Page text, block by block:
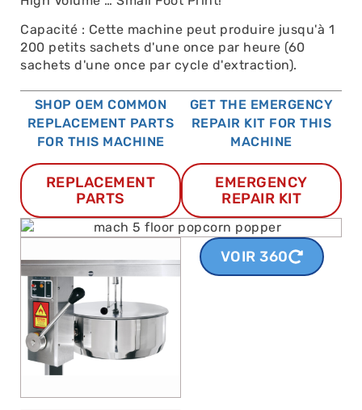
VOIR 360
Capacité : Cette machine peut produire jusqu'à 1
200 petits sachets d'une once par heure (60
sachets d'une once par cycle d'extraction).
SHOP OEM COMMON
REPLACEMENT PARTS
FOR THIS MACHINE
REPLACEMENT
PARTS
GET THE EMERGENCY
REPAIR KIT FOR THIS
MACHINE
EMERGENCY
REPAIR KIT